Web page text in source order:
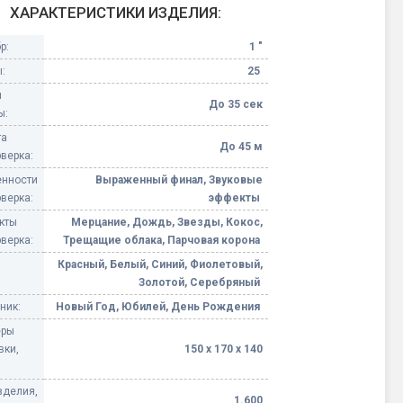
Небесные фонарики
Оборудование для
Елочные гирлянды
Фейерверк-шоу
ХАРАКТЕРИСТИКИ ИЗДЕЛИЯ:
1 "
25
До 35 сек
До 45 м
Выраженный финал, Звуковые
эффекты
Мерцание, Дождь, Звезды, Кокос,
Трещащие облака, Парчовая корона
Красный, Белый, Синий, Фиолетовый,
Золотой, Серебряный
Новый Год, Юбилей, День Рождения
150 х 170 х 140